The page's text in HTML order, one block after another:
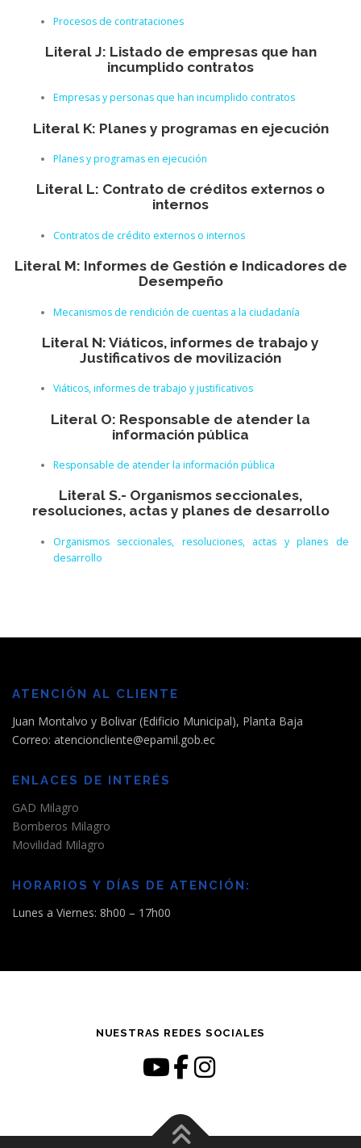
Procesos de contrataciones
Literal J: Listado de empresas que han
incumplido contratos
Empresas y personas que han incumplido contratos
Literal K: Planes y programas en ejecución
Planes y programas en ejecución
Literal L: Contrato de créditos externos o
internos
Contratos de crédito externos o internos
Literal M: Informes de Gestión e Indicadores de
Desempeño
Mecanismos de rendición de cuentas a la ciudadanía
Literal N: Viáticos, informes de trabajo y
Justificativos de movilización
Viáticos, informes de trabajo y justificativos
Literal O: Responsable de atender la
información pública
Responsable de atender la información pública
Literal S.- Organismos seccionales,
resoluciones, actas y planes de desarrollo
Organismos seccionales, resoluciones, actas y planes de
desarrollo
ATENCIÓN AL CLIENTE
Juan Montalvo y Bolivar (Edificio Municipal), Planta Baja
Correo: atencioncliente@epamil.gob.ec
ENLACES DE INTERÉS
GAD Milagro
Bomberos Milagro
Movilidad Milagro
HORARIOS Y DÍAS DE ATENCIÓN:
Lunes a Viernes: 8h00 – 17h00
NUESTRAS REDES SOCIALES